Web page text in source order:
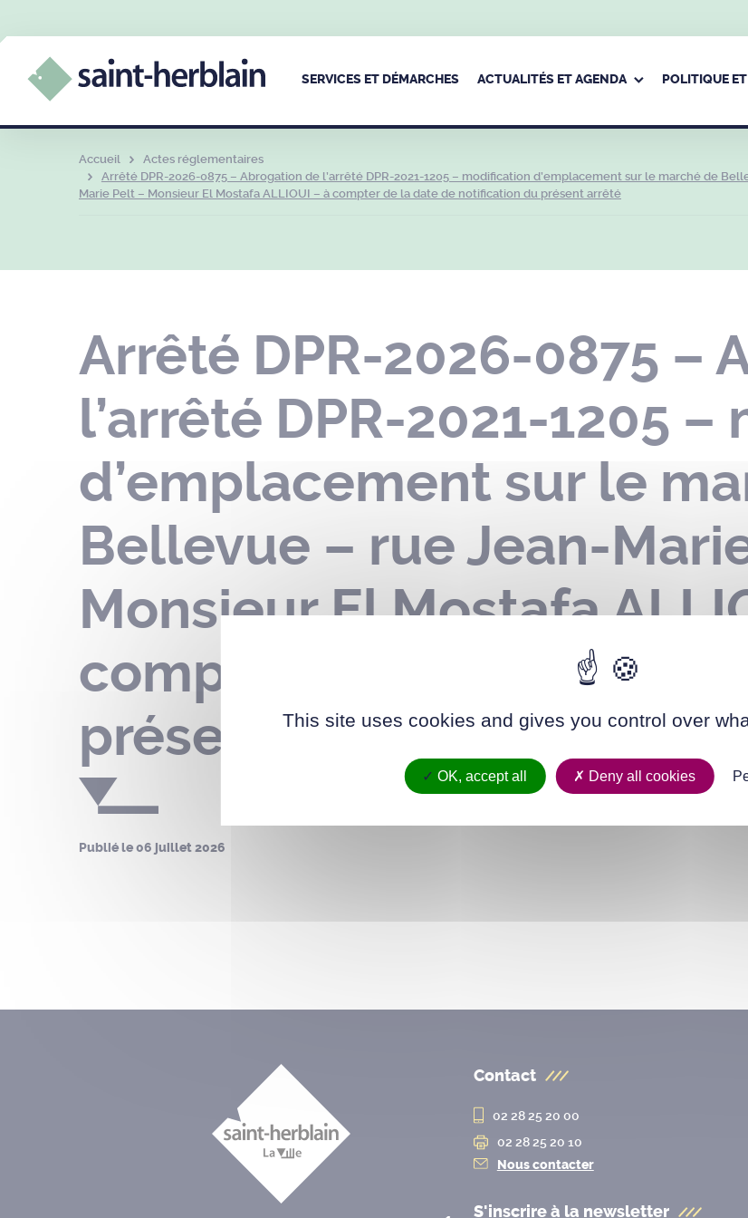
SERVICES ET DÉMARCHES ACTUALITÉS ET AGENDA POLITIQUE
Accueil
Actes réglementaires
Arrêté DPR-2026-0875 – Abrogation de l’arrêté DPR-2021-1205 – modification d’emplacement sur le marché de
Marie Pelt – Monsieur El Mostafa ALLIOUI – à compter de la date de notification du présent arrêté
Arrêté DPR-2026-0875 –
l’arrêté DPR-2021-1205
d’emplacement sur le
Bellevue – rue Jean-
Monsieur El Mostafa
compter de la date de
présent arrêté
Publié le06 juillet 2026
Contact
02 28 25 20 00
02 28 25 20 10
Nous contacter
S'inscrire à la newsletter
This site uses cookies and gives you control over
OK, accept all Deny all cookies